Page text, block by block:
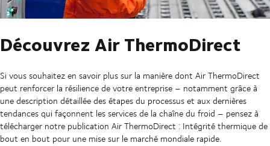
Découvrez Air ThermoDirect
Si vous souhaitez en savoir plus sur la manière dont Air ThermoDirect
peut renforcer la résilience de votre entreprise – notamment grâce à
une description détaillée des étapes du processus et aux dernières
tendances qui façonnent les services de la chaîne du froid – pensez à
télécharger notre publication Air ThermoDirect : Intégrité thermique de
bout en bout pour une mise sur le marché mondiale rapide.